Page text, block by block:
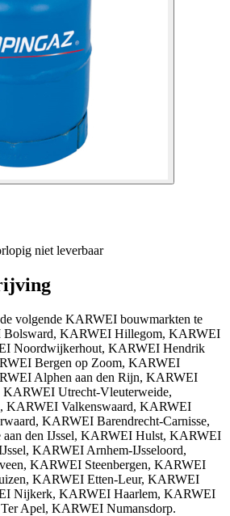
niet leverbaar
volgende KARWEI bouwmarkten te
KARWEI Hillegom, KARWEI
Noordwijkerhout, KARWEI Hendrik
Bergen op Zoom, KARWEI
Alphen aan den Rijn, KARWEI
KARWEI Utrecht-Vleuterweide,
KARWEI Valkenswaard, KARWEI
KARWEI Barendrecht-Carnisse,
den IJssel, KARWEI Hulst, KARWEI
KARWEI Arnhem-IJsseloord,
KARWEI Steenbergen, KARWEI
KARWEI Etten-Leur, KARWEI
Nijkerk, KARWEI Haarlem, KARWEI
Apel, KARWEI Numansdorp.